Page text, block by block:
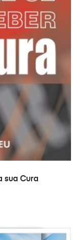
sua Cura